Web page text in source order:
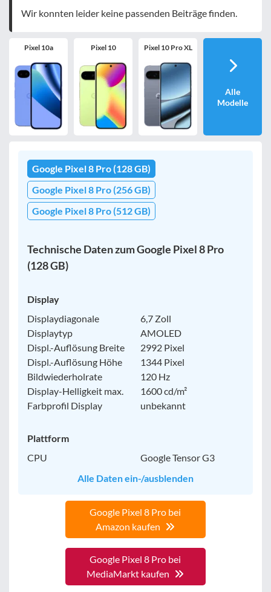
Bewertung
Filter zurücksetzen
Wir konnten leider keine passenden Beiträge finden.
Pixel 10a Pixel 10 Pixel 10 Pro XL
Alle
Modelle
Google Pixel 8 Pro (128 GB)
Google Pixel 8 Pro (256 GB)
Google Pixel 8 Pro (512 GB)
Technische Daten zum Google Pixel 8 Pro
(128 GB)
Display
Displaydiagonale
6,7 Zoll
Displaytyp
AMOLED
Displ.-Auflösung Breite
2992 Pixel
Displ.-Auflösung Höhe
1344 Pixel
Bildwiederholrate
120 Hz
Display-Helligkeit max.
1600 cd/m²
Farbprofil Display
unbekannt
Plattform
CPU
Google Tensor G3
Alle Daten ein-/ausblenden
Google Pixel 8 Pro bei
Amazon kaufen
Google Pixel 8 Pro bei
MediaMarkt kaufen